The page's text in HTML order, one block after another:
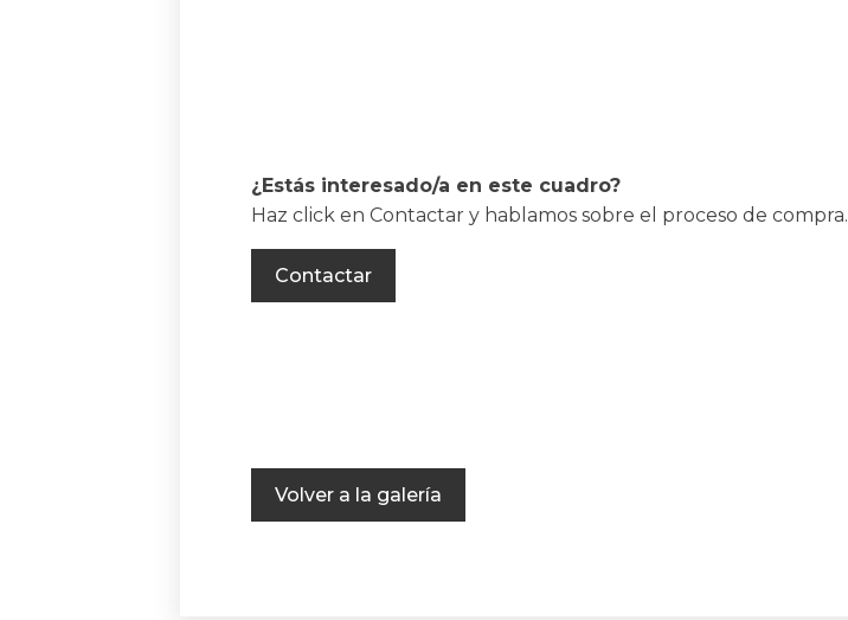
¿Estás interesado/a en este cuadro?
Haz click en Contactar y hablamos sobre el proceso de compra.
Contactar
Volver a la galería